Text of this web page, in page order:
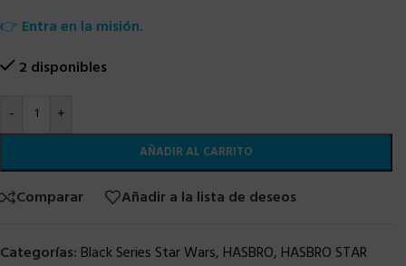
👉 Entra en la misión.
2 disponibles
-
+
AÑADIR AL CARRITO
Comparar Añadir a la lista de deseos
Categorías: Black Series Star Wars, HASBRO, HASBRO STAR